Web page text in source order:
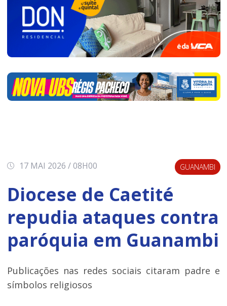
17 MAI 2026 / 08H00 GUANAMBI
Diocese de Caetité
repudia ataques contra
paróquia em Guanambi
Publicações nas redes sociais citaram padre e
símbolos religiosos